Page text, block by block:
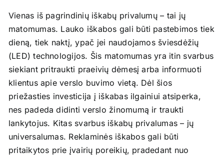
Vienas iš pagrindinių iškabų privalumų – tai jų
matomumas. Lauko iškabos gali būti pastebimos tiek
dieną, tiek naktį, ypač jei naudojamos šviesdėžių
(LED) technologijos. Šis matomumas yra itin svarbus
siekiant pritraukti praeivių dėmesį arba informuoti
klientus apie verslo buvimo vietą. Dėl šios
priežasties investicija į iškabas ilgainiui atsiperka,
nes padeda didinti verslo žinomumą ir traukti
lankytojus. Kitas svarbus iškabų privalumas – jų
universalumas. Reklaminės iškabos gali būti
pritaikytos prie įvairių poreikių, pradedant nuo